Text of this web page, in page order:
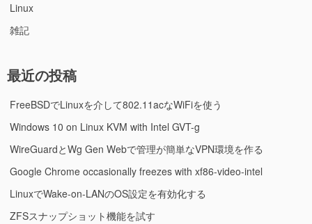
Linux
雑記
最近の投稿
FreeBSDでLinuxを介して802.11acなWiFiを使う
Windows 10 on Linux KVM with Intel GVT-g
WireGuardとWg Gen Webで管理が簡単なVPN環境を作る
Google Chrome occasionally freezes with xf86-video-intel
LinuxでWake-on-LANのOS設定を有効化する
ZFSスナップショット機能を試す